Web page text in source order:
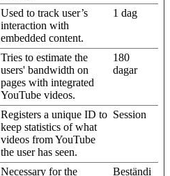
Used to track user’s
interaction with
embedded content.
1 dag
Tries to estimate the
users' bandwidth on
pages with integrated
YouTube videos.
180
dagar
Registers a unique ID to
keep statistics of what
videos from YouTube
the user has seen.
Session
Necessary for the
Beständi